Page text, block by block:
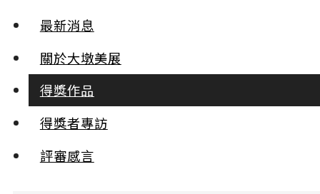
最新消息
關於大墩美展
得獎作品
得獎者專訪
評審感言
墨彩 | 優選
榕樹清趣 康興隆